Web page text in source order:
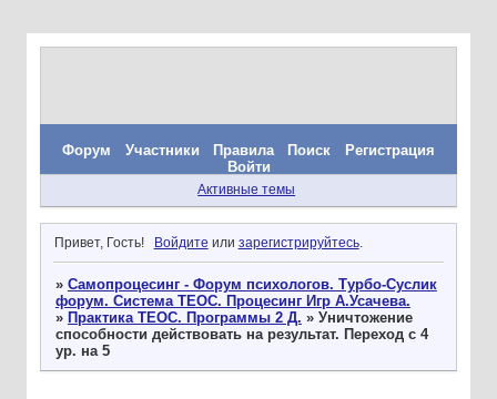
Форум Участники Правила Поиск
Регистрация
Войти
Активные темы
Привет, Гость! Войдите или зарегистрируйтесь.
» Самопроцесинг - Форум психологов. Турбо-Суслик
форум. Система ТЕОС. Процесинг Игр А.Усачева.
» Практика ТЕОС. Программы 2 Д. » Уничтожение
способности действовать на результат. Переход с 4
ур. на 5